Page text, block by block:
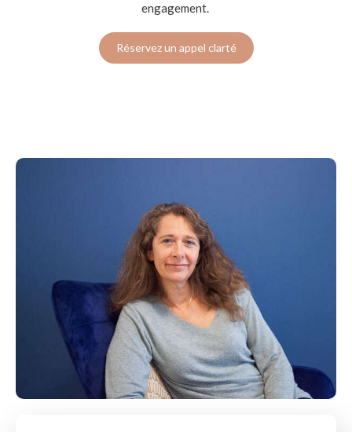
engagement.
Réservez un appel clarté